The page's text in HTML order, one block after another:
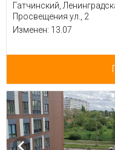
Гатчинский,
Просвещения ул., 2
Изменен: 13.07